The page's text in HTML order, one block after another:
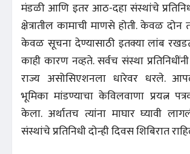
मंडळी आणि इतर आठ-दहा संस्थांचे
क्षेत्रातील कामाची माणसे होती. केवळ
केवळ सूचना देण्यासाठी इतक्या लांब
काही कारण नव्हते. सर्वच संस्था
राज्य असोसिएशनला धारेवर धरले.
भूमिका मांडण्याचा केविलवाणा प्रयत्न
केला. अर्थातच त्यांना माघार घ्यावी
संस्थांचे प्रतिनिधी दोन्ही दिवस शिबिरात